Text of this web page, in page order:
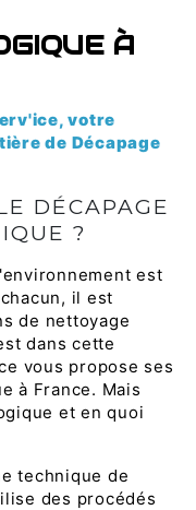
À
votre
de Décapage
DÉCAPAGE
?
est
il est
de nettoyage
dans cette
vous propose ses
à France. Mais
et en quoi
technique de
des procédés